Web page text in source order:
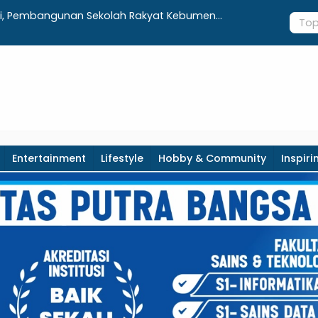
Pembangunan Sekolah Rakyat Kebumen
Hong Kong
Entertainment Lifestyle Hobby & Community